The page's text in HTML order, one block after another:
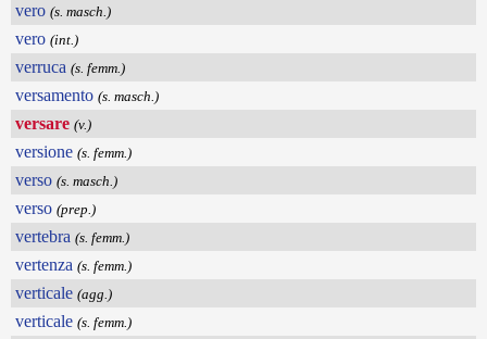
vero (s. masch.)
vero (int.)
verruca (s. femm.)
versamento (s. masch.)
versare (v.)
versione (s. femm.)
verso (s. masch.)
verso (prep.)
vertebra (s. femm.)
vertenza (s. femm.)
verticale (agg.)
verticale (s. femm.)